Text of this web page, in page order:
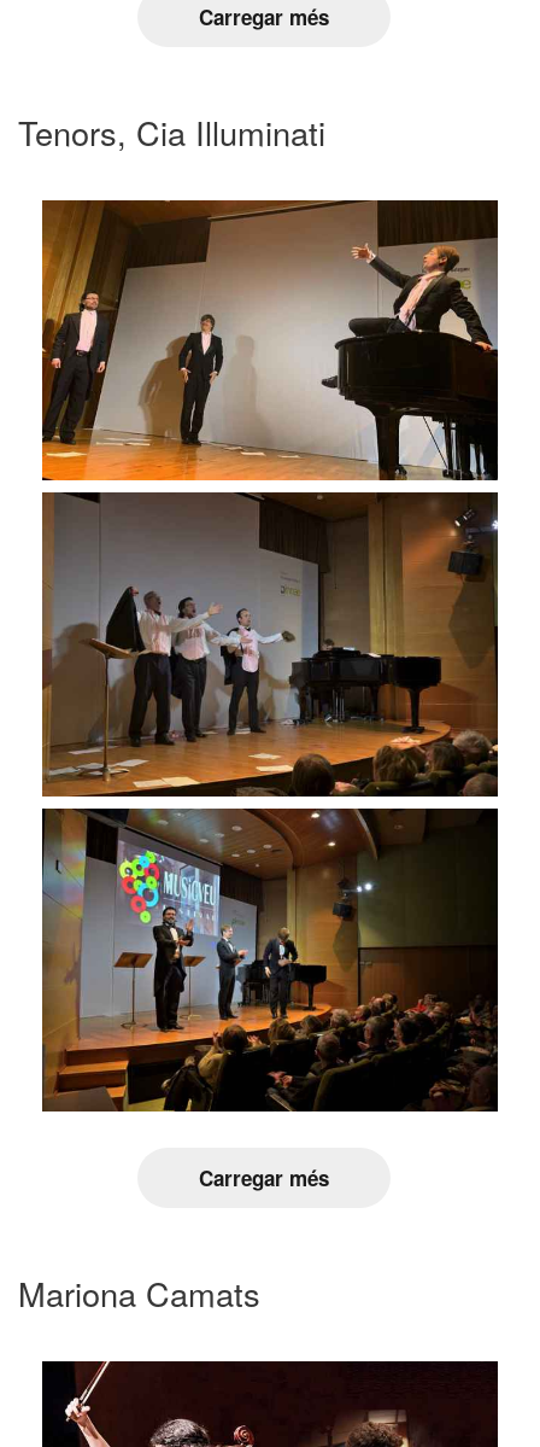
Carregar més
Tenors, Cia Illuminati
Carregar més
Mariona Camats